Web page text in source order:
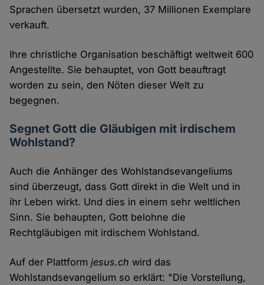
Sprachen übersetzt wurden, 37 Millionen Exemplare
verkauft.
Ihre christliche Organisation beschäftigt weltweit 600
Angestellte. Sie behauptet, von Gott beauftragt
worden zu sein, den Nöten dieser Welt zu
begegnen.
Segnet Gott die Gläubigen mit irdischem
Wohlstand?
Auch die Anhänger des Wohlstandsevangeliums
sind überzeugt, dass Gott direkt in die Welt und in
ihr Leben wirkt. Und dies in einem sehr weltlichen
Sinn. Sie behaupten, Gott belohne die
Rechtgläubigen mit irdischem Wohlstand.
Auf der Plattformjesus.ch wird das
Wohlstandsevangelium so erklärt: "Die Vorstellung,